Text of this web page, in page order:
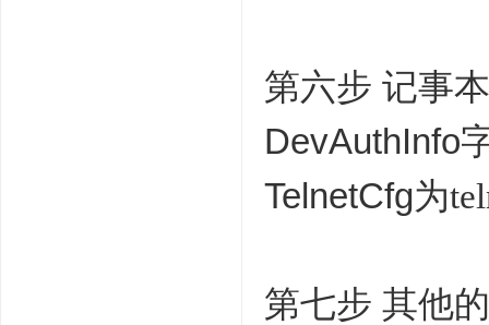
第六步 记事
DevAuthInfo
TelnetCfg为
第七步 其他